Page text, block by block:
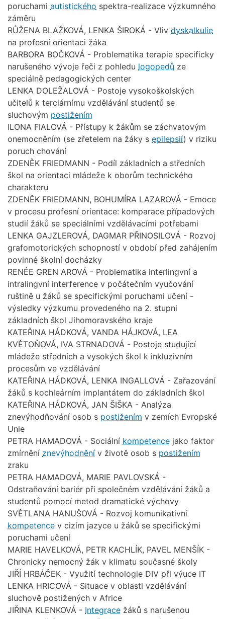
poruchami autistického spektra-realizace výzkumného
záměru
RŮŽENA BLAŽKOVÁ, LENKA ŠIROKÁ - Vliv dyskalkulie
na profesní orientaci žáka
BARBORA BOČKOVÁ - Problematika terapie specificky
narušeného vývoje řeči z pohledu logopedů ze
speciálně pedagogických center
LENKA DOLEŽALOVÁ - Postoje vysokoškolských
učitelů k terciárnímu vzdělávání studentů se
sluchovým postižením
ILONA FIALOVÁ - Přístupy k žákům se záchvatovým
onemocněním (se zřetelem na žáky s epilepsií) v riziku
poruch chování
ZDENĚK FRIEDMANN - Podíl základních a středních
škol na orientaci mládeže k oborům technického
charakteru
ZDENĚK FRIEDMANN, BOHUMÍRA LAZAROVÁ - Emoce
v procesu profesní orientace: komparace případových
studií žáků se speciálními vzdělávacími potřebami
LENKA GAJZLEROVÁ, DAGMAR PŘINOSILOVÁ - Rozvoj
grafomotorických schopností v období před zahájením
povinné školní docházky
RENÉE GREN AROVÁ - Problematika interlingvní a
intralingvní interference v počátečním vyučování
ruštině u žáků se specifickými poruchami učení -
výsledky výzkumu provedeného na 2. stupni
základních škol Jihomoravského kraje
KATEŘINA HÁDKOVÁ, VANDA HÁJKOVÁ, LEA
KVĚTOŇOVÁ, IVA STRNADOVÁ - Postoje studující
mládeže středních a vysokých škol k inkluzivním
procesům ve vzdělávání
KATEŘINA HÁDKOVÁ, LENKA INGALLOVÁ - Zařazování
žáků s kochleárním implantátem do základních škol
KATEŘINA HÁDKOVÁ, JAN ŠIŠKA - Analýza
znevýhodňování osob s postižením v zemích Evropské
Unie
PETRA HAMADOVÁ - Sociální kompetence jako faktor
zmírnění znevýhodnění v životě osob s postižením
zraku
PETRA HAMADOVÁ, MARIE PAVLOVSKÁ -
Odstraňování bariér při společném vzdělávání žáků a
studentů pomocí metod dramatické výchovy
SVĚTLANA HANUŠOVÁ - Rozvoj komunikativní
kompetence v cizím jazyce u žáků se specifickými
poruchami učení
MARIE HAVELKOVÁ, PETR KACHLÍK, PAVEL MENŠÍK -
Chronicky nemocný žák v klimatu současné školy
JIŘÍ HRBÁČEK - Využití technologie DIV při výuce IT
LENKA HRICOVÁ - Situace v oblasti vzdělávání
sluchově postižených v Africe
JIŘINA KLENKOVÁ - Integrace žáků s narušenou